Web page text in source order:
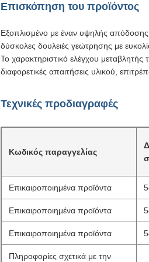
Επισκόπηση του προϊόντος
Εξοπλισμένο με έναν υψηλής απόδοσης
δύσκολες δουλειές γεώτρησης με
Το χαρακτηριστικό ελέγχου μεταβλητής
διαφορετικές απαιτήσεις υλικού,
Τεχνικές προδιαγραφές
Κωδικός παραγγελίας
Επικαιροποιημένα προϊόντα
Επικαιροποιημένα προϊόντα
Επικαιροποιημένα προϊόντα
Πληροφορίες σχετικά με την